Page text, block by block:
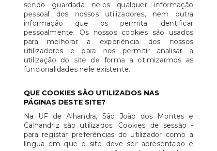
sendo guardada neles qualquer informação
pessoal dos nossos utilizadores, nem outra
informação que os permita identificar
pessoalmente. Os nossos cookies são usados
para melhorar a experiência dos nossos
utilizadores e para nos permitir analisar a
utilização do site de forma a otimizarmos as
funcionalidades nele existente.
QUE COOKIES SÃO UTILIZADOS NAS
PÁGINAS DESTE SITE?
Na UF de Alhandra, São João dos Montes e
Calhandriz são utilizados: Cookies de sessão -
para registar preferências do utilizador como a
língua em que o site deve ser apresentado e